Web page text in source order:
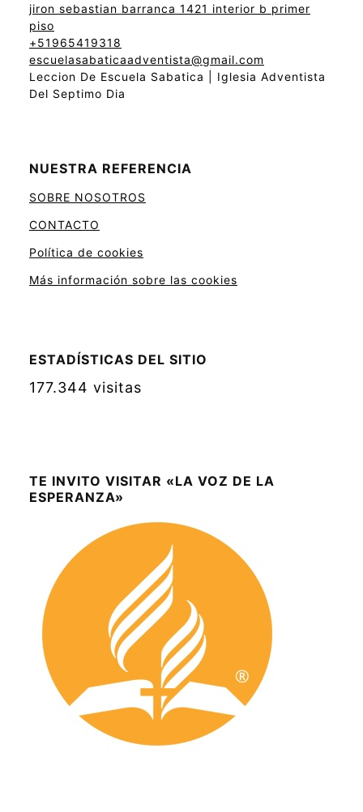
jiron sebastian barranca 1421 interior b primer
piso
+51965419318
escuelasabaticaadventista@gmail.com
Leccion De Escuela Sabatica | Iglesia Adventista
Del Septimo Dia
NUESTRA REFERENCIA
SOBRE NOSOTROS
CONTACTO
Política de cookies
Más información sobre las cookies
ESTADÍSTICAS DEL SITIO
177.344 visitas
TE INVITO VISITAR «LA VOZ DE LA
ESPERANZA»